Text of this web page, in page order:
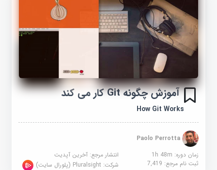
آموزش چگونه Git کار می کند
How Git Works
Paolo Perrotta
زمان دوره: 1h 48m
انتشار مرجع:آخرین آپدیت
ثبت نام مرجع:7,419 شرکت:Pluralsight (پلورال سایت)